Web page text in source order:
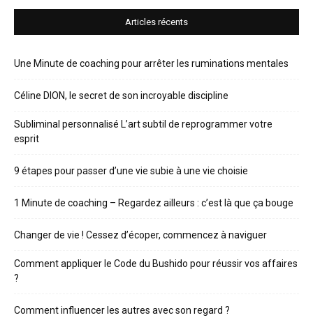
Articles récents
Une Minute de coaching pour arrêter les ruminations mentales
Céline DION, le secret de son incroyable discipline
Subliminal personnalisé L’art subtil de reprogrammer votre
esprit
9 étapes pour passer d’une vie subie à une vie choisie
1 Minute de coaching – Regardez ailleurs : c’est là que ça bouge
Changer de vie ! Cessez d’écoper, commencez à naviguer
Comment appliquer le Code du Bushido pour réussir vos affaires
?
Comment influencer les autres avec son regard ?